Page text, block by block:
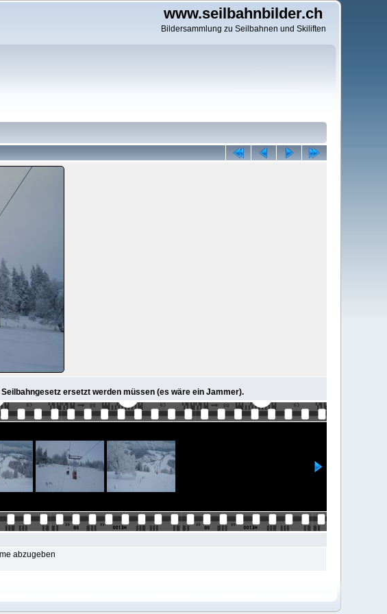
www.seilbahnbilder.ch
Bildersammlung zu Seilbahnen und Skiliften
ersetzt werden müssen (es wäre ein Jammer).
abzugeben